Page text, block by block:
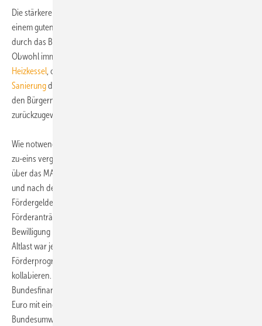
Die stärkere Nachfrage im Marktanreizprogramm im Jahr 2012 ist zu
einem guten Teil ein Erfolg der Bewerbung des Förderprogramms
durch das BAFA über seine „normale“ Administrationsaufgabe hinaus.
Obwohl immer wieder leidige Diskussionen, wie
Heizkessel , oder der Dauerbrenner
Sanierungden Markt belastet haben, hat es das BAFA geschafft, bei
den Bürgern und Empfehlern aus den Fachkreisen Vertrauen
zurückzugewinnen.
Wie notwendig das ist, zeigen ältere Zahlen, auch wenn sie nicht eins-
zu-eins vergleichbar sind. Im Jahr 2009 sind insgesamt 374 Mio. Euro
über das MAP ausgezahlt worden. Im Herbst 2009 hatte jedoch vor
und nach der Bundestagswahl niemand mehr genau hingeschaut. Die
Fördergelder des MAP wurden weiter an das Wahlvolk verteilt, bzw.
Förderanträge beim BAFA gestapelt. Ohne Deckung wurde die
Bewilligung bzw. Auszahlung ins Jahr 2010 geschoben. Mit dieser
Altlast war jedoch schon zum Jahreswechsel 2009/10 klar: Das
Förderprogramm wird in wenigen Monaten an seinem Erfolg
kollabieren. Statt neues Geld nachzuschieben, belegte
Bundesfinanzminister Wolfgang Schäuble vom MAP-Budget 115 Mio.
Euro mit einer qualifizierten Haushaltssperre. Der damalige
Bundesumweltminister Norbert Röttgen musste dann im Mai 2010 das